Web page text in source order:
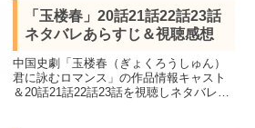
らぬ理由」26話「止まぬ攻撃」27話「冷
宮を出る日」28話「寵愛の裏側」まで。
「玉楼春」20話21話22話23話
ネタバレあらすじ＆視聴感想
中国史劇「玉楼春（ぎょくろうしゅん）
君に詠むロマンス」の作品情報キャスト
＆20話21話22話23話を視聴しネタバレあ